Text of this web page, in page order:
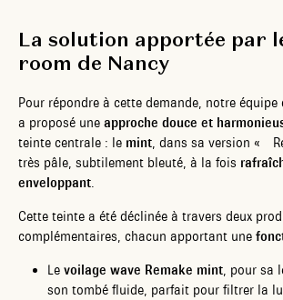
La solution apportée par
room de Nancy
Pour répondre à cette demande, notre équipe
a proposé une approche douce et
teinte centrale : le mint, dans sa version «
très pâle, subtilement bleuté, à la fois
enveloppant.
Cette teinte a été déclinée à travers deux
complémentaires, chacun apportant une
Le voilage wave Remake mint, pour sa
son tombé fluide, parfait pour filtrer la